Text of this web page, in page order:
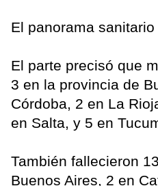
El panorama
El parte precisó que
3 en la provincia de
Córdoba, 2 en La
en Salta, y 5 en
También fallecieron
Buenos Aires, 2 en